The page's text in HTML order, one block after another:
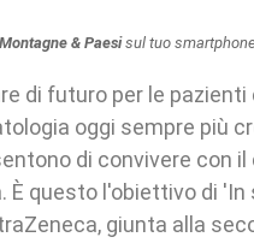
Montagne & Paesisul tuo
di futuro per le
oggi sempre più
di convivere con
È questo l'obiettivo di
giunta alla